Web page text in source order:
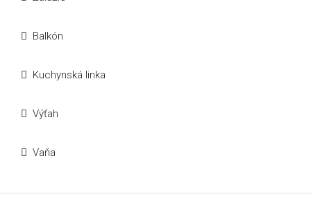
Balkón
Kuchynská linka
Výťah
Vaňa